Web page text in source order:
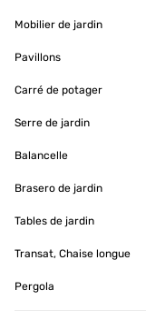
Mobilier de jardin
Pavillons
Carré de potager
Serre de jardin
Balancelle
Brasero de jardin
Tables de jardin
Transat, Chaise longue
Pergola